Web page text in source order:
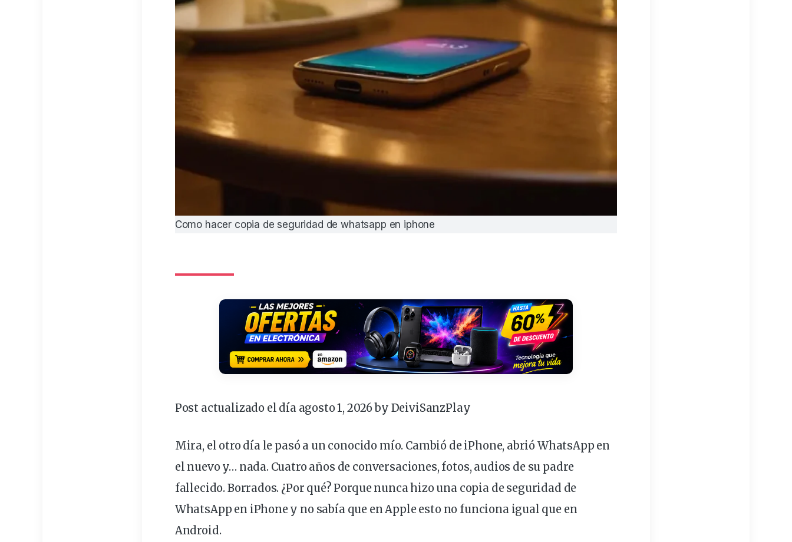
Como hacer copia de seguridad de whatsapp en iphone
Post actualizado el día agosto 1, 2026 by DeiviSanzPlay
Mira, el otro día le pasó a un conocido mío. Cambió de iPhone, abrió WhatsApp en
el nuevo y… nada. Cuatro años de conversaciones, fotos, audios de su padre
fallecido. Borrados. ¿Por qué? Porque nunca hizo una copiadeseguridad de
WhatsApp en iPhone y no sabía que en Apple esto no funciona igual que en
Android.